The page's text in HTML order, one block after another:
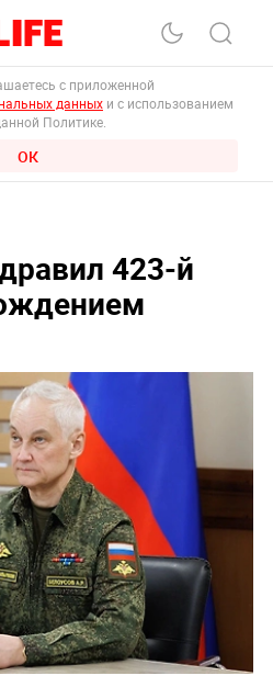
с приложенной
данных и с использованием
Политике.
ОК
423-й